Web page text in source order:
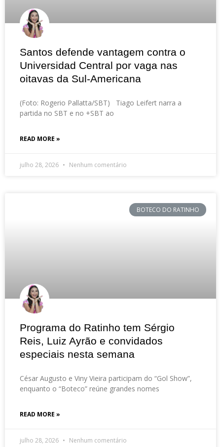
Santos defende vantagem contra o
Universidad Central por vaga nas
oitavas da Sul-Americana
(Foto: Rogerio Pallatta/SBT) Tiago Leifert narra a
partida no SBT e no +SBT ao
READ MORE »
julho 28, 2026 Nenhum comentário
BOTECO DO RATINHO
Programa do Ratinho tem Sérgio
Reis, Luiz Ayrão e convidados
especiais nesta semana
César Augusto e Viny Vieira participam do “Gol Show”,
enquanto o “Boteco” reúne grandes nomes
READ MORE »
julho 28, 2026 Nenhum comentário